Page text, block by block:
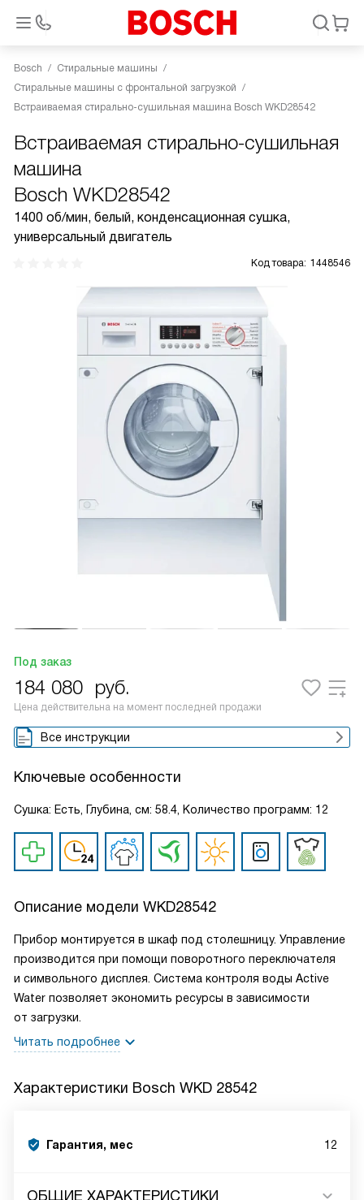
Bosch
Стиральные машины
Стиральные машины с фронтальной загрузкой
Встраиваемая стирально-сушильная машина Bosch WKD28542
Встраиваемая стирально-сушильная
машина
Bosch WKD28542
1400 об/мин, белый, конденсационная сушка,
универсальный двигатель
Код товара: 1448546
Под заказ
184 080 руб.
Цена действительна на момент последней продажи
Все инструкции
Ключевые особенности
Сушка: Есть, Глубина, см: 58.4, Количество программ: 12
Описание модели WKD28542
Прибор монтируется в шкаф под столешницу. Управление
производится при помощи поворотного переключателя
и символьного дисплея. Система контроля воды Active
Water позволяет экономить ресурсы в зависимости
от загрузки.
Читать подробнее
Характеристики Bosch WKD 28542
Гарантия, мес 12
ОБЩИЕ ХАРАКТЕРИСТИКИ